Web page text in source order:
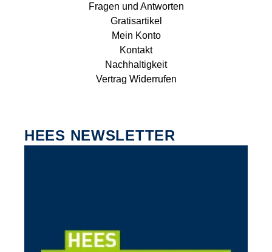
Fragen und Antworten
Gratisartikel
Mein Konto
Kontakt
Nachhaltigkeit
Vertrag Widerrufen
HEES NEWSLETTER